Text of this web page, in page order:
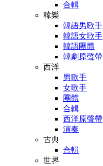
合輯
韓樂
韓語男歌手
韓語女歌手
韓語團體
韓劇原聲帶
西洋
男歌手
女歌手
團體
合輯
西洋原聲帶
演奏
古典
合輯
世界